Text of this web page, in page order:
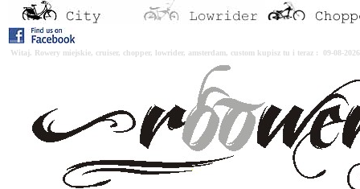
Witaj. Rowery miejskie, cruiser, chopper, lowrider, amsterdam, custom kupisz tu i teraz : 09-08-